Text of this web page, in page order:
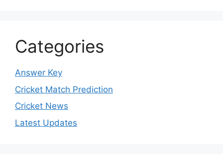
Categories
Answer Key
Cricket Match Prediction
Cricket News
Latest Updates